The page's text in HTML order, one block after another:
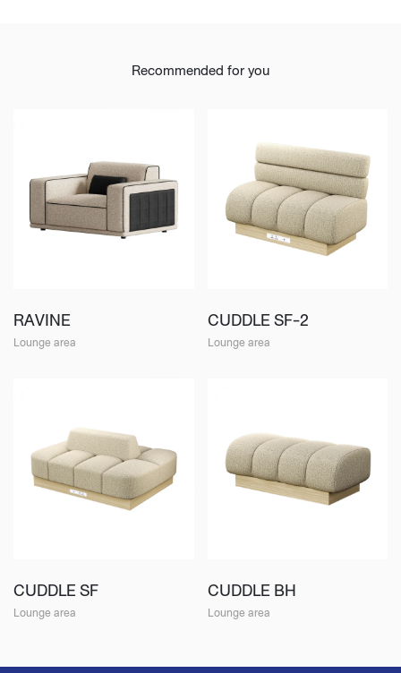
Recommended for you
RAVINE
Lounge area
CUDDLE SF-2
Lounge area
CUDDLE SF
Lounge area
CUDDLE BH
Lounge area